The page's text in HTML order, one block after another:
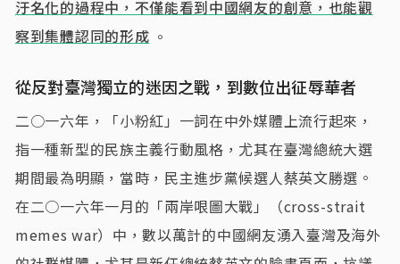
汙名化的過程中，不僅能看到中國網友的創意，也能觀
察到集體認同的形成 。
從反對臺灣獨立的迷因之戰，到數位出征辱華者
二○一六年，「小粉紅」一詞在中外媒體上流行起來，
指一種新型的民族主義行動風格，尤其在臺灣總統大選
期間最為明顯，當時，民主進步黨候選人蔡英文勝選。
在二○一六年一月的「兩岸哏圖大戰」（cross-strait
memes war）中，數以萬計的中國網友湧入臺灣及海外